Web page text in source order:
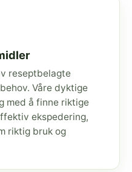
reseptbelagte
Våre dyktige
med å finne riktige
ekspedering,
riktig bruk og